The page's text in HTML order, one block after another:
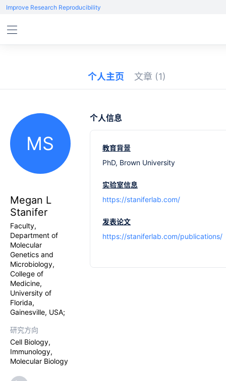
Improve Research Reproducibility
个人主页 文章 (1)
MS
Megan L
Stanifer
Faculty,
Department of
Molecular
Genetics and
Microbiology,
College of
Medicine,
University of
Florida,
Gainesville, USA;
研究方向
Cell Biology,
Immunology,
Molecular Biology
个人信息
教育背景
PhD, Brown University
实验室信息
https://staniferlab.com/
发表论文
https://staniferlab.com/publications/